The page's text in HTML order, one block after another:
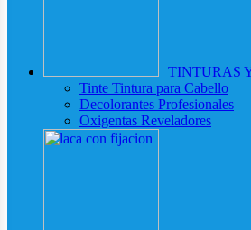
TINTURAS
Tinte Tintura para Cabello
Decolorantes Profesionales
Oxigentas Reveladores